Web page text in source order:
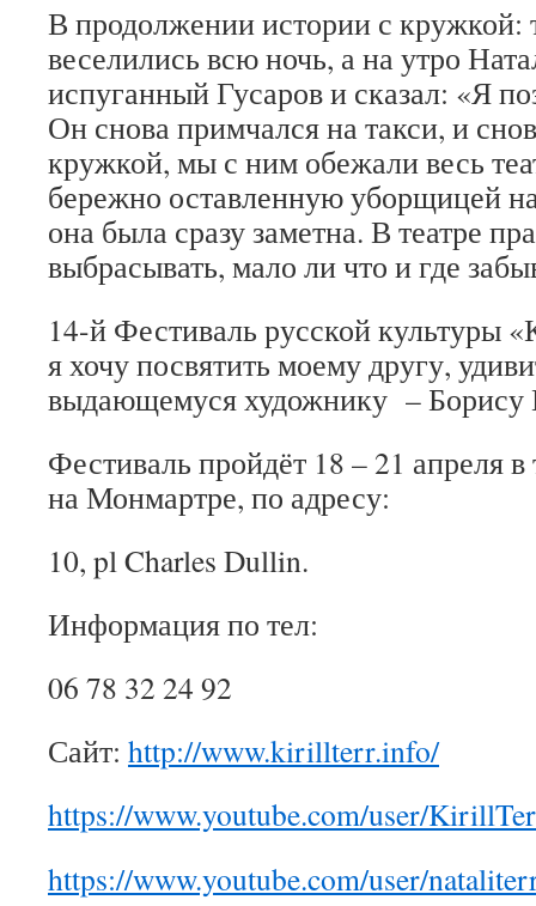
В продолжении истории с кружкой:
веселились всю ночь, а на утро
испуганный Гусаров и сказал: «Я
Он снова примчался на такси, и
кружкой, мы с ним обежали весь
бережно оставленную уборщицей
она была сразу заметна. В театре
выбрасывать, мало ли что и где
14-й Фестиваль русской культуры
я хочу посвятить моему другу,
выдающемуся художнику – Борису
Фестиваль пройдёт 18 – 21 апреля
на Монмартре, по адресу:
10, pl Charles Dullin.
Информация по тел:
06 78 32 24 92
Сайт: http://www.kirillterr.info/
https://www.youtube.com/user/
https://www.youtube.com/user/